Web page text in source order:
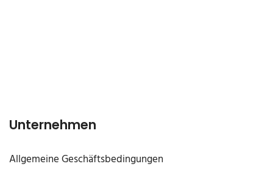
Unternehmen
Allgemeine Geschäftsbedingungen